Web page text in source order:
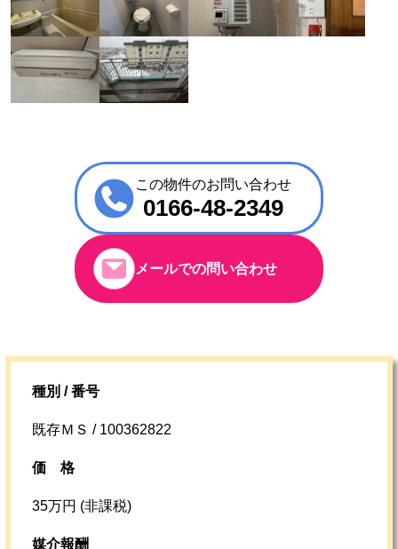
この物件のお問い合わせ
0166-48-2349
メールでの問い合わせ
種別 / 番号
既存ＭＳ / 100362822
価格
35万円 (非課税)
媒介報酬